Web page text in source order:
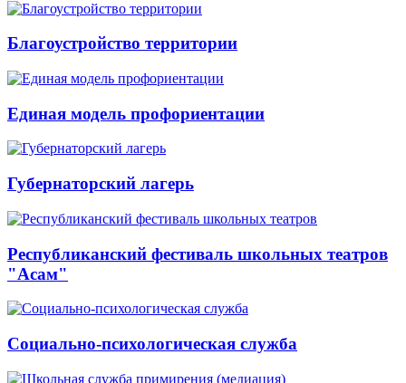
Благоустройство территории
Единая модель профориентации
Губернаторский лагерь
Республиканский фестиваль школьных театров
"Асам"
Социально-психологическая служба